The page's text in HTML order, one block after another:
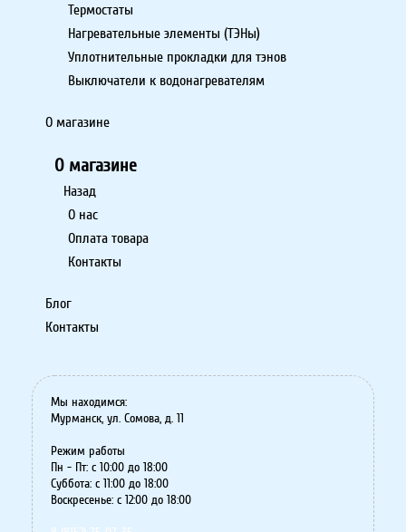
Термостаты
Нагревательные элементы (ТЭНы)
Уплотнительные прокладки для тэнов
Выключатели к водонагревателям
О магазине
О магазине
Назад
О нас
Оплата товара
Контакты
Блог
Контакты
Мы находимся:
Мурманск, ул. Сомова, д. 11
Режим работы
Пн - Пт: с 10:00 до 18:00
Суббота: с 11:00 до 18:00
Воскресенье: с 12:00 до 18:00